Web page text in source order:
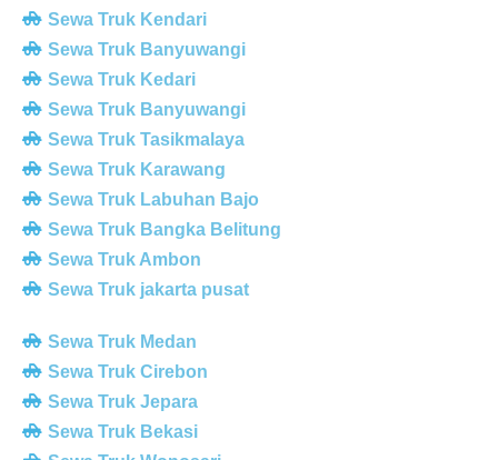
Sewa Truk Kendari
Sewa Truk Banyuwangi
Sewa Truk Kedari
Sewa Truk Banyuwangi
Sewa Truk Tasikmalaya
Sewa Truk Karawang
Sewa Truk Labuhan Bajo
Sewa Truk Bangka Belitung
Sewa Truk Ambon
Sewa Truk jakarta pusat
Sewa Truk Medan
Sewa Truk Cirebon
Sewa Truk Jepara
Sewa Truk Bekasi